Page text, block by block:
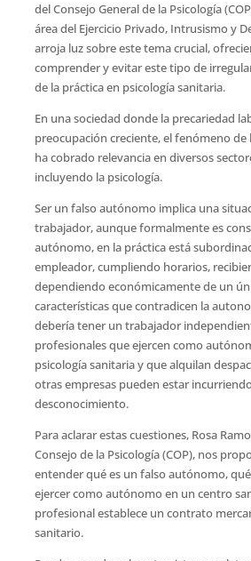
del Consejo General de la Psicología
área del Ejercicio Privado, Intrusismo y
arroja luz sobre este tema crucial,
comprender y evitar este tipo de
de la práctica en psicología sanitaria.
En una sociedad donde la precariedad
preocupación creciente, el fenómeno
ha cobrado relevancia en diversos
incluyendo la psicología.
Ser un falso autónomo implica una
trabajador, aunque formalmente es
autónomo, en la práctica está
empleador, cumpliendo horarios,
dependiendo económicamente de un
características que contradicen la
debería tener un trabajador
profesionales que ejercen como
psicología sanitaria y que alquilan
otras empresas pueden estar
desconocimiento.
Para aclarar estas cuestiones, Rosa
Consejo de la Psicología (COP), nos
entender qué es un falso autónomo,
ejercer como autónomo en un centro
profesional establece un contrato
sanitario.